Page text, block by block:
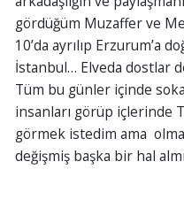
gördüğüm Muzaffer ve
10’da ayrılıp Erzurum’a
İstanbul… Elveda dostlar
Tüm bu günler içinde
insanları görüp içlerinde
görmek istedim ama
değişmiş başka bir hal